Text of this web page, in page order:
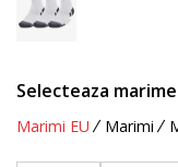
Selecteaza
Marimi EU Marimi